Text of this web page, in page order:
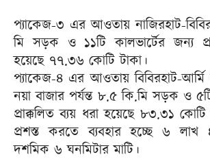
প্যাকেজ-৩ এর আওতায় নাজিরহাট-
মি সড়ক ও ১১টি কালভার্টের জন্য
হয়েছে ৭৭.৩৬ কোটি টাকা।
প্যাকেজ-৪ এর আওতায় বিবিরহাট-
নয়া বাজার পর্যন্ত ৮.৫ কি.মি সড়ক ও
প্রাক্কলিত ব্যয় ধরা হয়েছে ৮৩.৩১
প্রশস্ত করতে ব্যবহার হচ্ছে ৬
দশমিক ৬ ঘনমিটার মাটি।